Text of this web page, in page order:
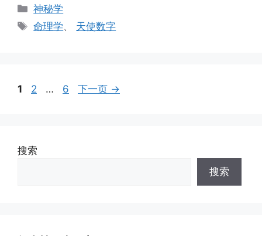
分
类
神秘学
标
命理学、 天使数字
页
1
页
2 …
页
6 下一页 →
搜索
搜索